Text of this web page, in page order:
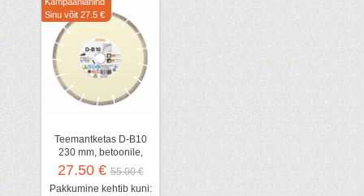
Sinu võit 27.5 €
Teemantketas D-B10
230 mm, betoonile,
STIHL
27.50 €55.00 €
Pakkumine kehtib kuni: